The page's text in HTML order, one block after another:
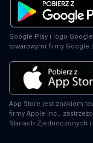
Google Play i logo
towarowymi firmy Google
App Store jest znakiem
firmy Apple Inc.,
Stanach Zjednoczonych i